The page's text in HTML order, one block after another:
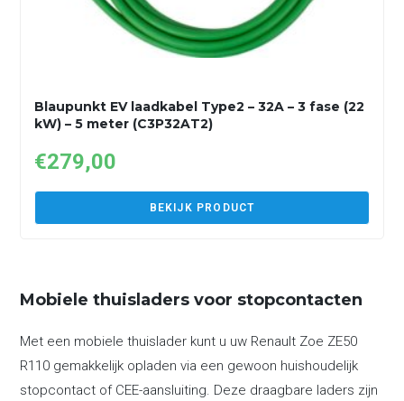
Blaupunkt EV laadkabel Type2 – 32A – 3 fase (22
kW) – 5 meter (C3P32AT2)
€279,00
BEKIJK PRODUCT
Mobiele thuisladers voor stopcontacten
Met een mobiele thuislader kunt u uw Renault Zoe ZE50
R110 gemakkelijk opladen via een gewoon huishoudelijk
stopcontact of CEE-aansluiting. Deze draagbare laders zijn